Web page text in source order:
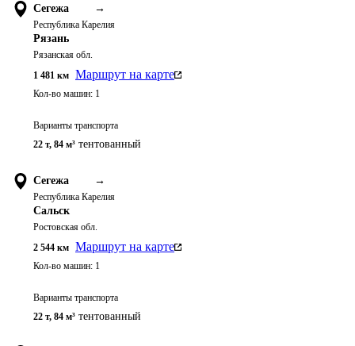
Сегежа →
Республика Карелия
Рязань
Рязанская обл.
1 481 км Маршрут на карте
Кол-во машин: 1
Варианты транспорта
22 т, 84 м³ тентованный
Сегежа →
Республика Карелия
Сальск
Ростовская обл.
2 544 км Маршрут на карте
Кол-во машин: 1
Варианты транспорта
22 т, 84 м³ тентованный